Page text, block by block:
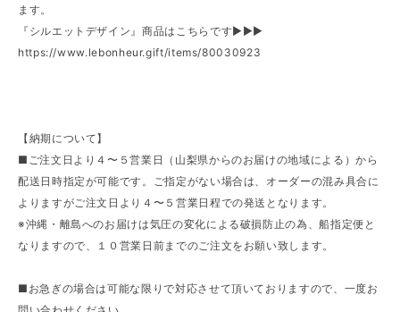
ます。
『シルエットデザイン』商品はこちらです►►►
https://www.lebonheur.gift/items/80030923
【納期について】
■ご注文日より４〜５営業日（山梨県からのお届けの地域による）から
配送日時指定が可能です。ご指定がない場合は、オーダーの混み具合に
よりますがご注文日より４〜５営業日程での発送となります。
※沖縄・離島へのお届けは気圧の変化による破損防止の為、船指定便と
なりますので、１０営業日前までのご注文をお願い致します。
■お急ぎの場合は可能な限りで対応させて頂いておりますので、一度お